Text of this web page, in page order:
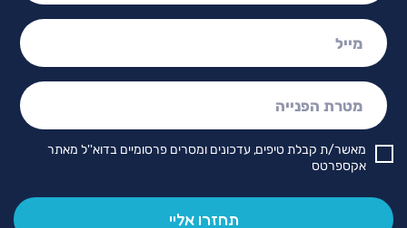
מייל:
מטרת הפנייה:
מאשר/ת קבלת טיפים, עדכונים ומסרים פרסומיים בדוא''ל מאתר
אקספרטס